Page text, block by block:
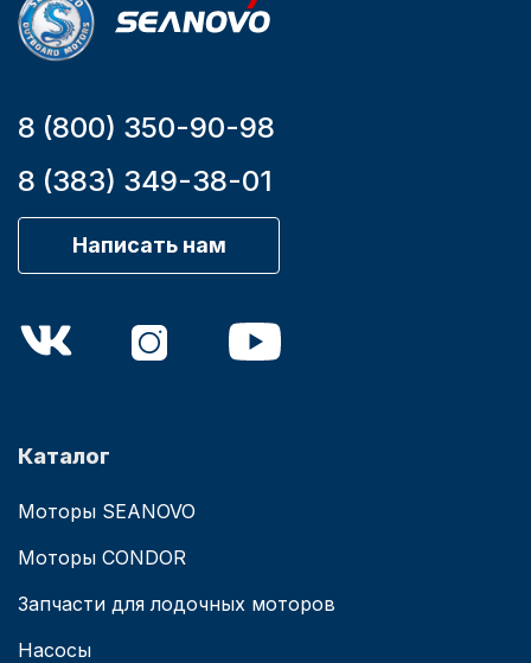
8 (800) 350-90-98
8 (383) 349-38-01
Написать нам
Каталог
Моторы SEANOVO
Моторы CONDOR
Запчасти для лодочных моторов
Насосы